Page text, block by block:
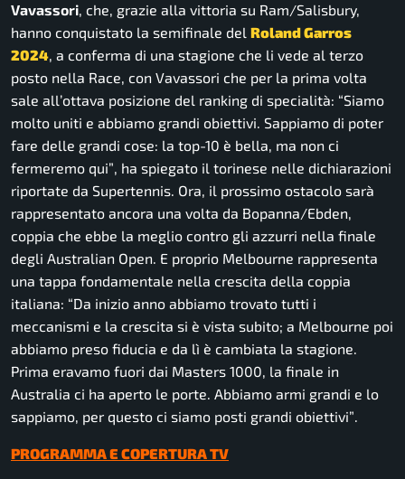
Vavassori, che, grazie alla vittoria su Ram/Salisbury,
hanno conquistato la semifinale del Roland Garros
2024, a conferma di una stagione che li vede al terzo
posto nella Race, con Vavassori che per la prima volta
sale all’ottava posizione del ranking di specialità: “Siamo
molto uniti e abbiamo grandi obiettivi. Sappiamo di poter
fare delle grandi cose: la top-10 è bella, ma non ci
fermeremo qui”, ha spiegato il torinese nelle dichiarazioni
riportate da Supertennis. Ora, il prossimo ostacolo sarà
rappresentato ancora una volta da Bopanna/Ebden,
coppia che ebbe la meglio contro gli azzurri nella finale
degli Australian Open. E proprio Melbourne rappresenta
una tappa fondamentale nella crescita della coppia
italiana: “Da inizio anno abbiamo trovato tutti i
meccanismi e la crescita si è vista subito; a Melbourne poi
abbiamo preso fiducia e da lì è cambiata la stagione.
Prima eravamo fuori dai Masters 1000, la finale in
Australia ci ha aperto le porte. Abbiamo armi grandi e lo
sappiamo, per questo ci siamo posti grandi obiettivi”.
PROGRAMMA E COPERTURA TV